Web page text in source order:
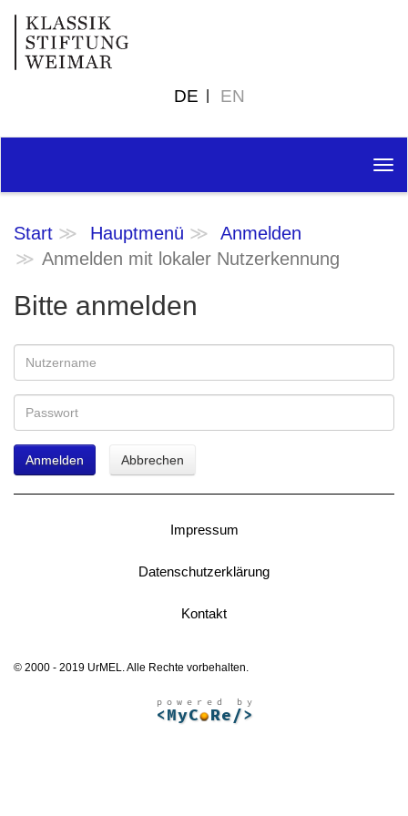
DE EN
Start Hauptmenü
Anmelden
Anmelden mit lokaler Nutzerkennung
Bitte anmelden
Anmelden Abbrechen
Impressum
Datenschutzerklärung
Kontakt
© 2000 - 2019 UrMEL. Alle Rechte vorbehalten.